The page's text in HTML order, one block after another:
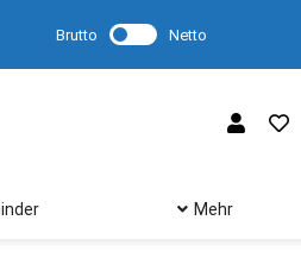
Brutto Netto
Mehr